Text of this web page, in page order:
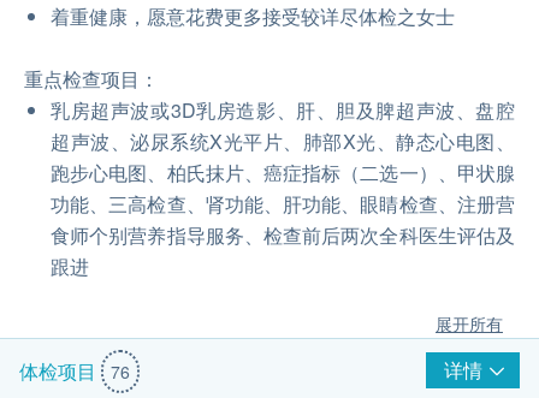
着重健康，愿意花费更多接受较详尽体检之女士
重点检查项目：
乳房超声波或3D乳房造影、肝、胆及脾超声波、盘腔
超声波、泌尿系统X光平片、肺部X光、静态心电图、
跑步心电图、柏氏抹片、癌症指标（二选一）、甲状腺
功能、三高检查、肾功能、肝功能、眼睛检查、注册营
食师个别营养指导服务、检查前后两次全科医生评估及
跟进
展开所有
体检项目 76 详情